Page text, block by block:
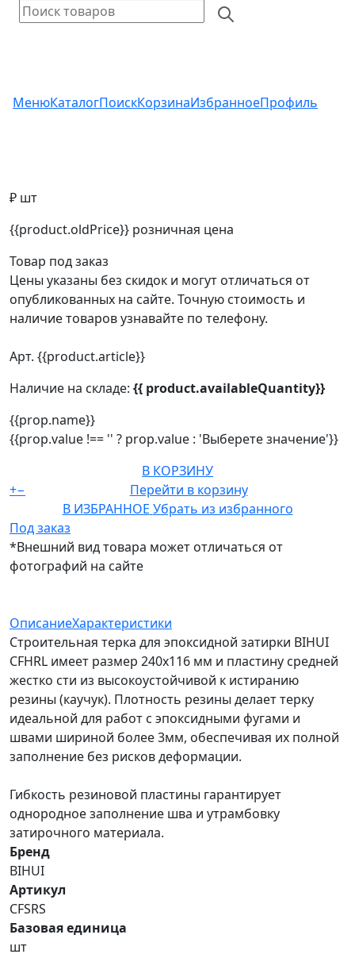
МенюКаталогПоискКорзинаИзбранноеПрофиль
₽ шт
{{product.oldPrice}} розничная цена
Товар под заказ
Цены указаны без скидок и могут отличаться от
опубликованных на сайте. Точную стоимость и
наличие товаров узнавайте по телефону.
Арт. {{product.article}}
Наличие на складе: {{ product.availableQuantity}}
{{prop.name}}
{{prop.value !== '' ? prop.value : 'Выберете значение'}}
В КОРЗИНУ
+−
Перейти в корзину
В ИЗБРАННОЕ Убрать из избранного
Под заказ
*Внешний вид товара может отличаться от
фотографий на сайте
ОписаниеХарактеристики
Строительная терка для эпоксидной затирки BIHUI
CFHRL имеет размер 240x116 мм и пластину средней
жестко сти из высокоустойчивой к истиранию
резины (каучук). Плотность резины делает терку
идеальной для работ с эпоксидными фугами и
швами шириной более 3мм, обеспечивая их полной
заполнение без рисков деформации.
Гибкость резиновой пластины гарантирует
однородное заполнение шва и утрамбовку
затирочного материала.
Бренд
BIHUI
Артикул
CFSRS
Базовая единица
шт